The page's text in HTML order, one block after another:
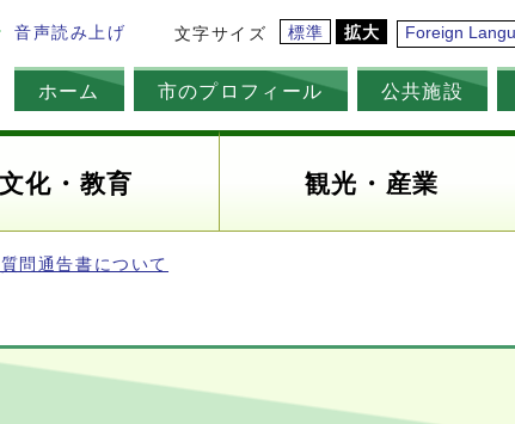
音声読み上げ 文字サイズ 標準 拡大 Foreign
ホーム 市のプロフィール 公共施設
文化・教育 観光・産業
問通告書について